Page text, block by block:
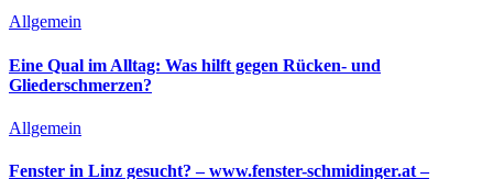
Allgemein
Eine Qual im Alltag: Was hilft gegen Rücken- und
Gliederschmerzen?
Allgemein
Fenster in Linz gesucht? – www.fenster-schmidinger.at –